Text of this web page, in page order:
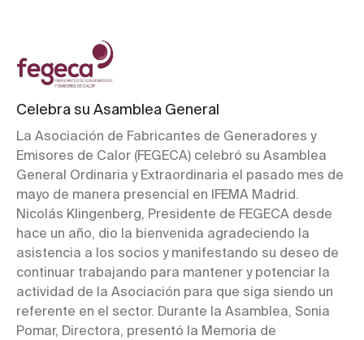
Celebra su Asamblea General
La Asociación de Fabricantes de Generadores y
Emisores de Calor (FEGECA) celebró su Asamblea
General Ordinaria y Extraordinaria el pasado mes de
mayo de manera presencial en IFEMA Madrid.
Nicolás Klingenberg, Presidente de FEGECA desde
hace un año, dio la bienvenida agradeciendo la
asistencia a los socios y manifestando su deseo de
continuar trabajando para mantener y potenciar la
actividad de la Asociación para que siga siendo un
referente en el sector. Durante la Asamblea, Sonia
Pomar, Directora, presentó la Memoria de